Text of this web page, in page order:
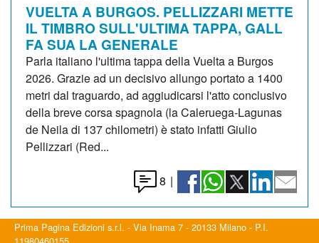
VUELTA A BURGOS. PELLIZZARI METTE
IL TIMBRO SULL'ULTIMA TAPPA, GALL
FA SUA LA GENERALE
Parla italiano l'ultima tappa della Vuelta a Burgos
2026. Grazie ad un decisivo allungo portato a 1400
metri dal traguardo, ad aggiudicarsi l'atto conclusivo
della breve corsa spagnola (la Caleruega-Lagunas
de Neila di 137 chilometri) è stato infatti Giulio
Pellizzari (Red...
8 |
Prima Pagina Edizioni s.r.l. - Via Inama 7 - 20133 Milano - P.I.
11980460155